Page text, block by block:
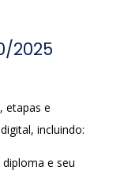
2025
etapas e
incluindo:
e seu